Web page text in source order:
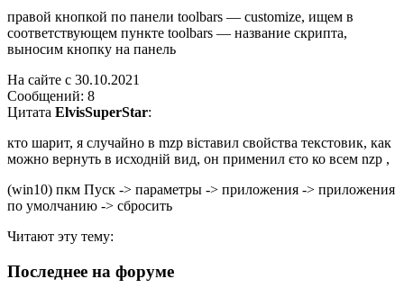
правой кнопкой по панели toolbars — customize, ищем в
соответствующем пункте toolbars — название скрипта,
выносим кнопку на панель
На сайте c 30.10.2021
Сообщений: 8
Цитата ElvisSuperStar:
кто шарит, я случайно в mzp віставил свойства текстовик, как
можно вернуть в исходній вид, он применил єто ко всем nzp ,
(win10) пкм Пуск -> параметры -> приложения -> приложения
по умолчанию -> сбросить
Читают эту тему:
Последнее на форуме